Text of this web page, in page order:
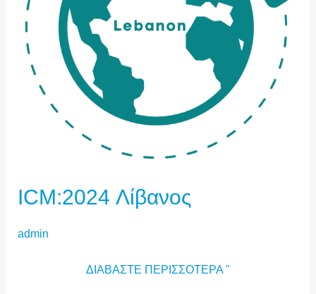
ICM:2024 Λίβανος
admin
ΔΙΑΒΆΣΤΕ ΠΕΡΙΣΣΌΤΕΡΑ "